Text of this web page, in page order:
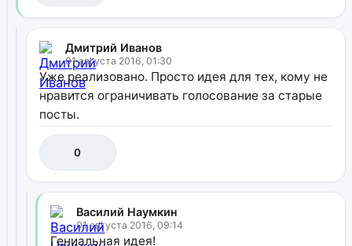
Дмитрий Иванов
01 августа 2016, 01:30
Уже реализовано. Просто идея для тех, кому не
нравится ограничивать голосование за старые
посты.
0
Василий Наумкин
01 августа 2016, 09:14
Гениальная идея!